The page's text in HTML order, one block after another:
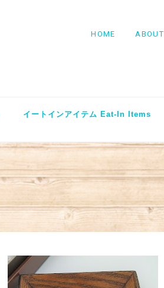
HOME ABOUT
イートインアイテム Eat-In Items